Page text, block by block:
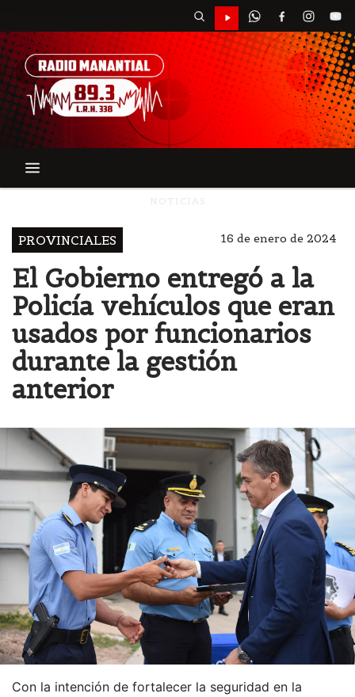
PROVINCIALES 16 de enero de 2024
El Gobierno entregó a la
Policía vehículos que eran
usados por funcionarios
durante la gestión
anterior
Con la intención de fortalecer la seguridad en la